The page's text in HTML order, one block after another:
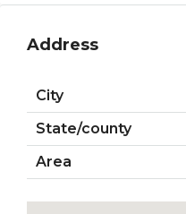
Address
City
State/county
Area